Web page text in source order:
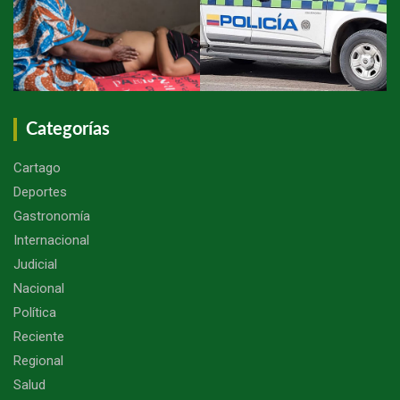
Categorías
Cartago
Deportes
Gastronomía
Internacional
Judicial
Nacional
Política
Reciente
Regional
Salud